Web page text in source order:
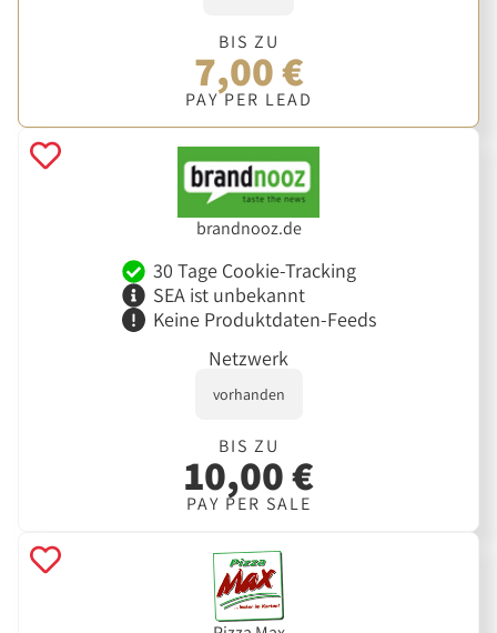
BIS ZU
7,00 €
PAY PER LEAD
brandnooz.de
30 Tage Cookie-Tracking
SEA ist unbekannt
Keine Produktdaten-Feeds
Netzwerk
vorhanden
BIS ZU
10,00 €
PAY PER SALE